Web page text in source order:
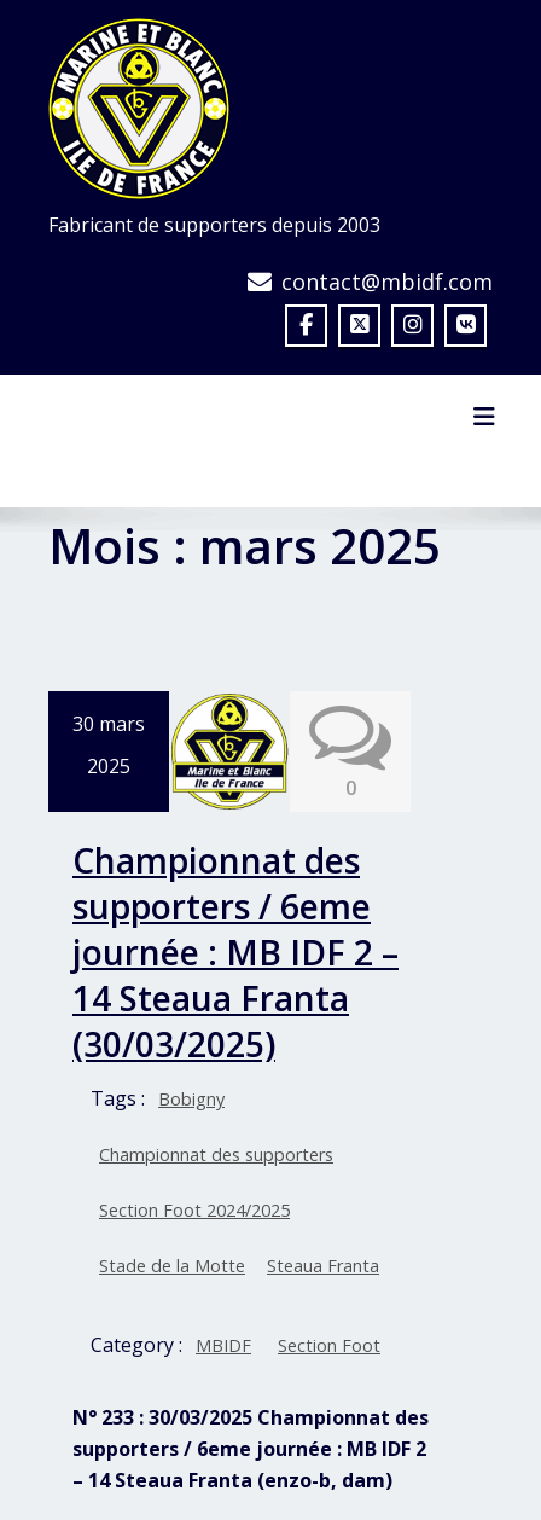
content
Fabricant de supporters depuis 2003
contact@mbidf.com
Mois : mars 2025
30 mars
2025
0
Championnat des
supporters / 6eme
journée : MB IDF 2 –
14 Steaua Franta
(30/03/2025)
Tags : Bobigny
Championnat des supporters
Section Foot 2024/2025
Stade de la Motte Steaua Franta
Category : MBIDF Section Foot
N° 233 : 30/03/2025 Championnat des
supporters / 6eme journée : MB IDF 2
– 14 Steaua Franta (enzo-b, dam)